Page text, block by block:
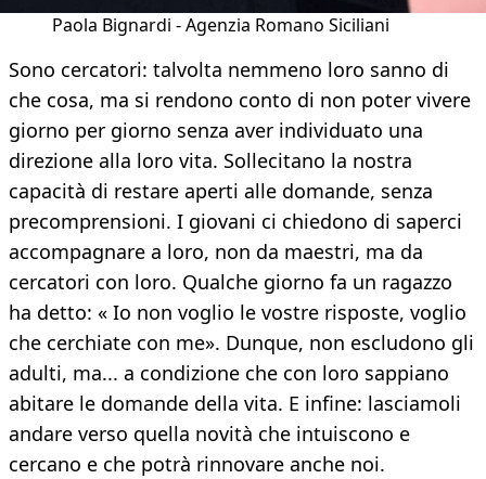
Paola Bignardi - Agenzia Romano Siciliani
Sono cercatori: talvolta nemmeno loro sanno di
che cosa, ma si rendono conto di non poter vivere
giorno per giorno senza aver individuato una
direzione alla loro vita. Sollecitano la nostra
capacità di restare aperti alle domande, senza
precomprensioni. I giovani ci chiedono di saperci
accompagnare a loro, non da maestri, ma da
cercatori con loro. Qualche giorno fa un ragazzo
ha detto: « Io non voglio le vostre risposte, voglio
che cerchiate con me». Dunque, non escludono gli
adulti, ma... a condizione che con loro sappiano
abitare le domande della vita. E infine: lasciamoli
andare verso quella novità che intuiscono e
cercano e che potrà rinnovare anche noi.